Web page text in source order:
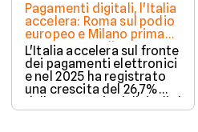
Pagamenti digitali, l'Italia
accelera: Roma sul podio
europeo e Milano prima
per spesa media
L'Italia accelera sul fronte
dei pagamenti elettronici
e nel 2025 ha registrato
una crescita del 26,7%
delle transazioni digitali. Il
Paese conquista il terzo